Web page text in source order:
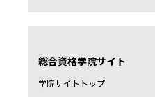
総合資格学院サイト
学院サイトトップ